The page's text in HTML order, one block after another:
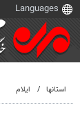
استانها ایلام